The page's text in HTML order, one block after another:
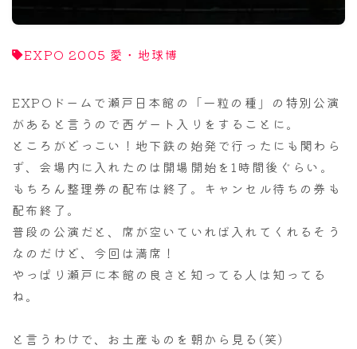
EXPO 2005 愛・地球博
EXPOドームで瀬戸日本館の「一粒の種」の特別公演
があると言うので西ゲート入りをすることに。
ところがどっこい！地下鉄の始発で行ったにも関わら
ず、会場内に入れたのは開場開始を1時間後ぐらい。
もちろん整理券の配布は終了。キャンセル待ちの券も
配布終了。
普段の公演だと、席が空いていれば入れてくれるそう
なのだけど、今回は満席！
やっぱり瀬戸に本館の良さと知ってる人は知ってる
ね。
と言うわけで、お土産ものを朝から見る(笑)